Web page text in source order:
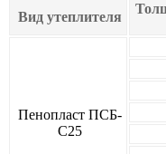
Вид утеплителя
Пенопласт ПСБ-
С25